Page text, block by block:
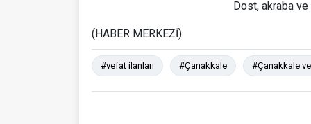
Dost, akraba
(HABER MERKEZİ)
#vefat ilanları #Çanakkale #Çanakkale